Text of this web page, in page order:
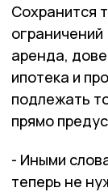
Сохранится
аренда,
ипотека и
подлежать
прямо
- Иными
теперь не